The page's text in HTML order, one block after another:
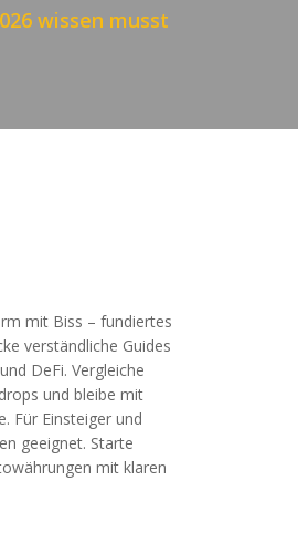
wissen musst
mit Biss – fundiertes
verständliche Guides
DeFi. Vergleiche
und bleibe mit
Für Einsteiger und
geeignet. Starte
mit klaren